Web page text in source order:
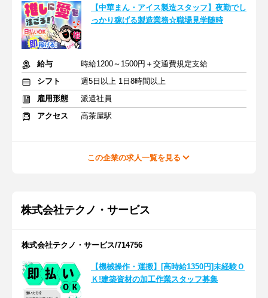
【中華まん・アイス製造スタッフ】夜勤でし
っかり稼げる製造業務☆職場見学随時
給与
時給1200～1500円＋交通費規定支給
シフト
週5日以上 1日8時間以上
雇用形態
派遣社員
アクセス
高茶屋駅
この企業の求人一覧を見る
株式会社テクノ・サービス
株式会社テクノ・サービス/714756
【機械操作・運搬】[高時給1350円]未経験Ｏ
Ｋ!建築資材の加工作業スタッフ募集